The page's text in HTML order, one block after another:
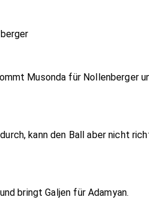
Musonda für Nollenberger
kann den Ball aber nicht
bringt Galjen für Adamyan.